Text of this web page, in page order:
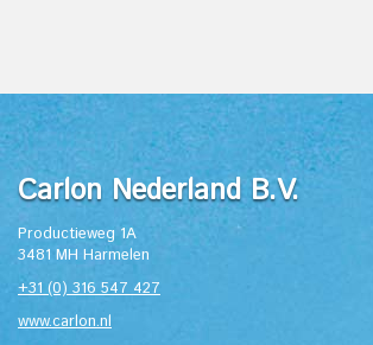
Carlon Nederland B.V.
Productieweg 1A
3481 MH Harmelen
+31 (0) 316 547 427
www.carlon.nl